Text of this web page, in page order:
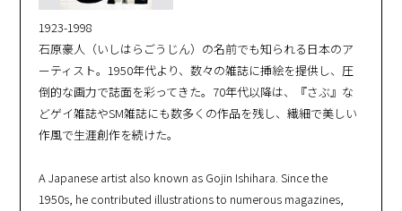
1923-1998
石原豪人（いしはらごうじん）の名前でも知られる日本のア
ーティスト。1950年代より、数々の雑誌に挿絵を提供し、圧
倒的な画力で誌面を彩ってきた。70年代以降は、『さぶ』な
どゲイ雑誌やSM雑誌にも数多くの作品を残し、繊細で美しい
作風で生涯創作を続けた。
A Japanese artist also known as Gojin Ishihara. Since the
1950s, he contributed illustrations to numerous magazines,